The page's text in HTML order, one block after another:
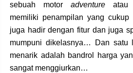
sebuah motor adventure atau
memiliki penampilan yang
juga hadir dengan fitur dan juga
mumpuni dikelasnya… Dan satu
menarik adalah bandrol harga
sangat menggiurkan…